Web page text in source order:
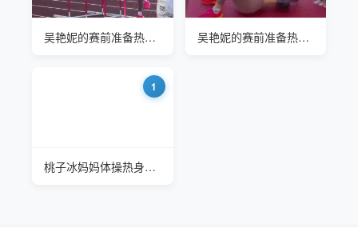
吴艳妮的赛前准备热身动作 吴艳妮的赛前准备热身动作
1
桃子冰妈妈体操热身运动